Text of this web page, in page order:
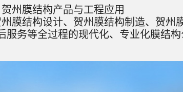
贺州膜结构产品与工程应用
膜结构设计、贺州膜结构制造、贺州
服务等全过程的现代化、专业化膜结构